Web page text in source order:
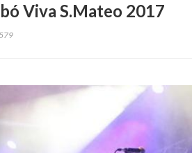
Viva S.Mateo 2017